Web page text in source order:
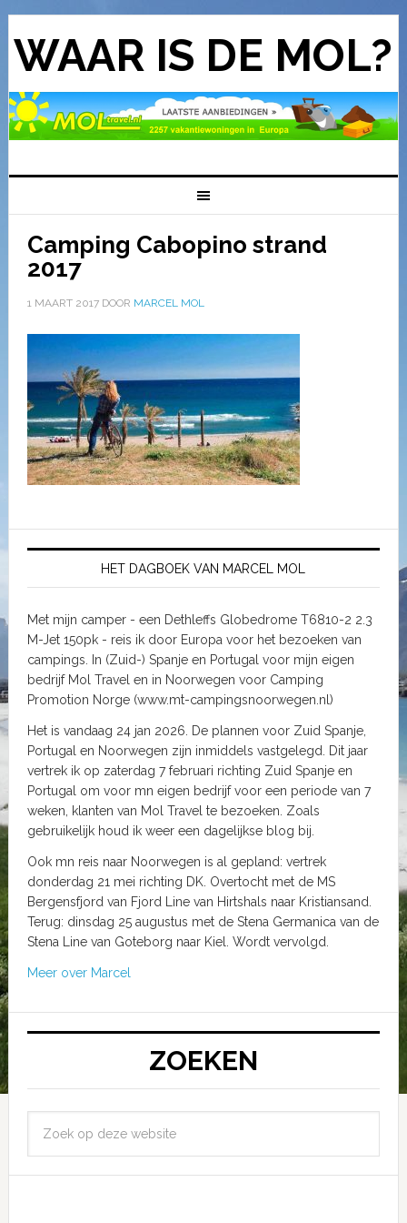
WAAR IS DE MOL?
Camping Cabopino strand
2017
1 MAART 2017DOOR MARCEL MOL
HET DAGBOEK VAN MARCEL MOL
Met mijn camper - een Dethleffs Globedrome T6810-2 2.3
M-Jet 150pk - reis ik door Europa voor het bezoeken van
campings. In (Zuid-) Spanje en Portugal voor mijn eigen
bedrijf Mol Travel en in Noorwegen voor Camping
Promotion Norge (www.mt-campingsnoorwegen.nl)
Het is vandaag 24 jan 2026. De plannen voor Zuid Spanje,
Portugal en Noorwegen zijn inmiddels vastgelegd. Dit jaar
vertrek ik op zaterdag 7 februari richting Zuid Spanje en
Portugal om voor mn eigen bedrijf voor een periode van 7
weken, klanten van Mol Travel te bezoeken. Zoals
gebruikelijk houd ik weer een dagelijkse blog bij.
Ook mn reis naar Noorwegen is al gepland: vertrek
donderdag 21 mei richting DK. Overtocht met de MS
Bergensfjord van Fjord Line van Hirtshals naar Kristiansand.
Terug: dinsdag 25 augustus met de Stena Germanica van de
Stena Line van Goteborg naar Kiel. Wordt vervolgd.
Meer over Marcel
ZOEKEN